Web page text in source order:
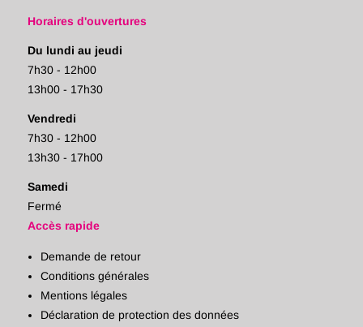
Horaires d'ouvertures
Du lundi au jeudi
7h30 - 12h00
13h00 - 17h30
Vendredi
7h30 - 12h00
13h30 - 17h00
Samedi
Fermé
Accès rapide
Demande de retour
Conditions générales
Mentions légales
Déclaration de protection des données